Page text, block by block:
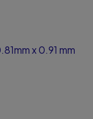
x 0.91 mm